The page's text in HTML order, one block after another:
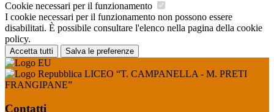
Cookie necessari per il funzionamento
I cookie necessari per il funzionamento non possono essere
disabilitati. È possibile consultare l'elenco nella pagina della cookie
policy.
Accetta tutti Salva le preferenze
LICEO “T. CAMPANELLA - M. PRETI
FRANGIPANE”
Contatti